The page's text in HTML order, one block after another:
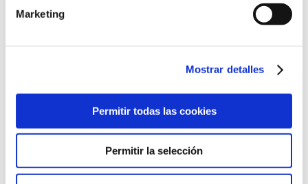
Marketing
Mostrar detalles
Permitir todas las cookies
Permitir la selección
pantalón.
Cuero
Vela
cantidad
Añadir al carrito
ENVIO GRATUITO